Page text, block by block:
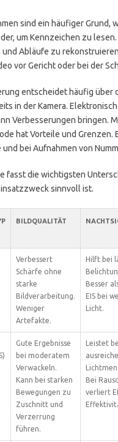
sind ein häufiger Grund,
um Kennzeichen zu
Abläufe zu
vor Gericht oder bei der
entscheidet häufig über
in der Kamera.
Verbesserungen bringen.
hat Vorteile und Grenzen.
bei Aufnahmen von
fasst die wichtigsten
sinnvoll ist.
BILDQUALITÄT
Verbessert
Schärfe ohne
starke
Bildverarbeitung.
Weniger
Artefakte.
Hilft bei
Besser
EIS bei
Licht.
Gute Ergebnisse
bei moderatem
Verwackeln.
Kann bei starken
Bewegungen zu
Zuschnitt und
Verzerrung
führen.
Leistet
Bei
verliert